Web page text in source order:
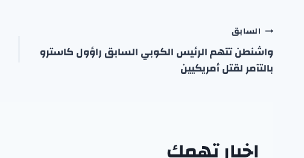
تصفّح
المقالات
السابق
واشنطن تتهم الرئيس الكوبي السابق راؤول كاسترو
بالتآمر لقتل أمريكيين